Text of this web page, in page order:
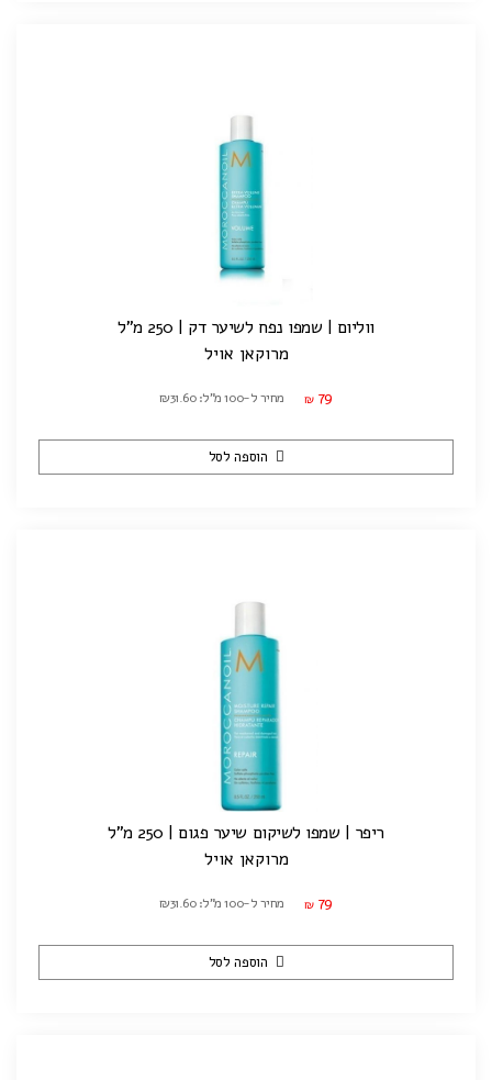
ווליום | שמפו נפח לשיער דק | 250 מ"ל
מרוקאן אויל
₪ 79 מחיר ל-100 מ"ל: ₪31.60
הוספה לסל
ריפר | שמפו לשיקום שיער פגום | 250 מ"ל
מרוקאן אויל
₪ 79 מחיר ל-100 מ"ל: ₪31.60
הוספה לסל